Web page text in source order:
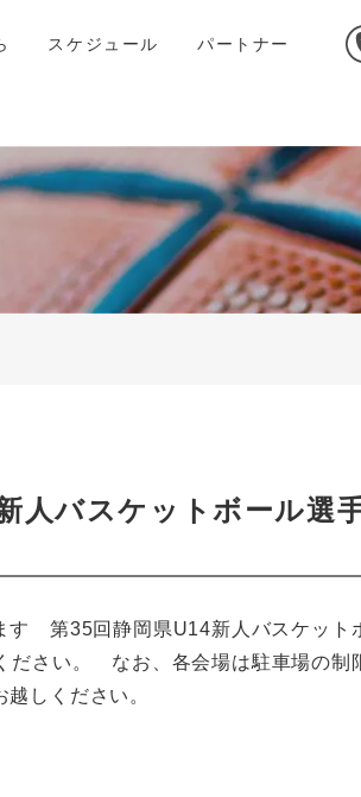
スケジュール パートナー
人バスケットボール
す 第35回静岡県U14新人バスケット
さい。 なお、各会場は駐車場の制
しください。